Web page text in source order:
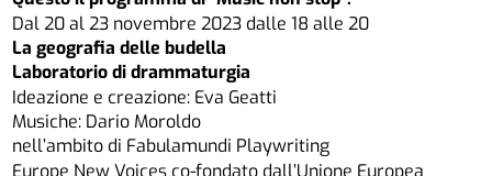
Dal 20 al 23 novembre 2023 dalle 18 alle 20
La geografia delle budella
Laboratorio di drammaturgia
Ideazione e creazione: Eva Geatti
Musiche: Dario Moroldo
nell’ambito di Fabulamundi Playwriting
Europe New Voices co-fondato dall’Unione Europea